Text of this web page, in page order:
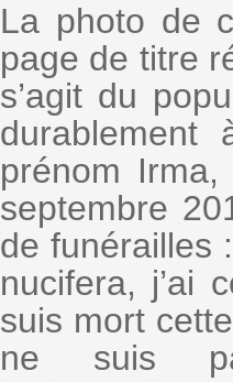
La photo de
page de titre
s’agit du
durablement
prénom
septembre
de funérailles
nucifera, j’ai
suis mort
ne suis